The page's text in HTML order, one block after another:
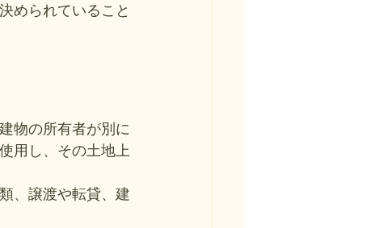
められていること
物の所有者が別に
用し、その土地上
、譲渡や転貸、建